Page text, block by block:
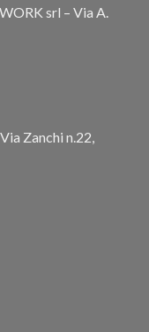
srl – Via A.
Zanchi n.22,